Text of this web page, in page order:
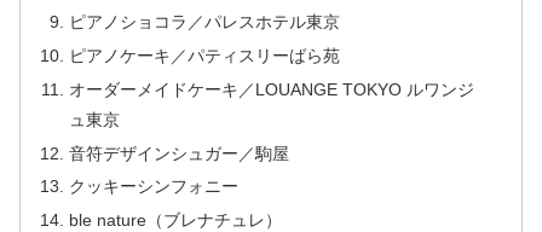
ピアノショコラ／パレスホテル東京
ピアノケーキ／パティスリーばら苑
オーダーメイドケーキ／LOUANGE TOKYO ルワンジ
ュ東京
音符デザインシュガー／駒屋
クッキーシンフォニー
ble nature（ブレナチュレ）